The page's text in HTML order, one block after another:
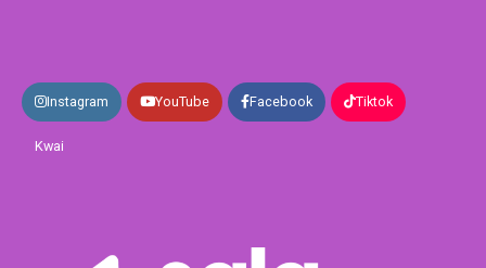
Instagram YouTube Facebook Tiktok
Kwai